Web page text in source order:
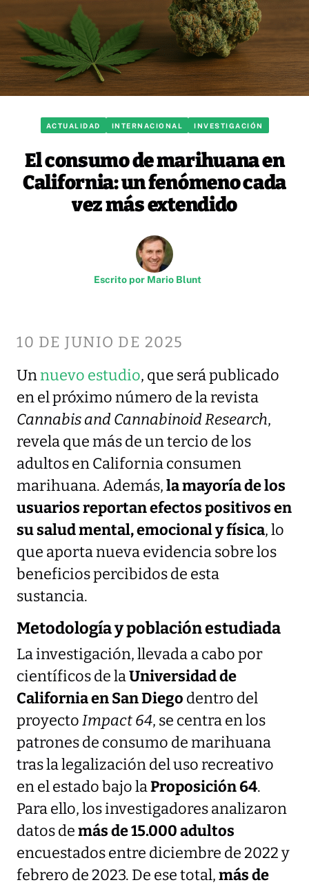
ACTUALIDAD INTERNACIONAL INVESTIGACIÓN
El consumo de marihuana en
California: un fenómeno cada
vez más extendido
Escrito por Mario Blunt
10 DE JUNIO DE 2025
Unnuevo estudio, que será publicado
en el próximo número de la revista
Cannabis and Cannabinoid Research,
revela que más de un tercio de los
adultos en California consumen
marihuana. Además,la mayoría de los
usuarios reportan efectos positivos en
su salud mental, emocional y física, lo
que aporta nueva evidencia sobre los
beneficios percibidos de esta
sustancia.
Metodología y población estudiada
La investigación, llevada a cabo por
científicos de laUniversidad de
California en San Diego dentro del
proyectoImpact 64, se centra en los
patrones de consumo de marihuana
tras la legalización del uso recreativo
en el estado bajo laProposición 64.
Para ello, los investigadores analizaron
datos demás de 15.000 adultos
encuestados entre diciembre de 2022 y
febrero de 2023. De ese total,más de